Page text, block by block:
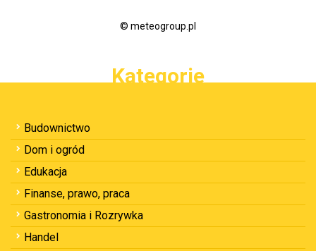
© meteogroup.pl
Kategorie
Budownictwo
Dom i ogród
Edukacja
Finanse, prawo, praca
Gastronomia i Rozrywka
Handel